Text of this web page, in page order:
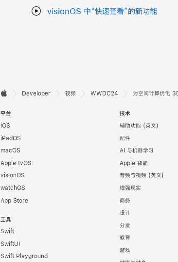
visionOS 中“快速查看”的新功能
开
发
者
页
脚

Developer 视频 WWDC24 为空间计算优化
平台
iOS
iPadOS
macOS
Apple tvOS
visionOS
watchOS
App Store
工具
Swift
SwiftUI
Swift Playground
技术
辅助功能
配件
AI 与机器学习
Apple 智能
音频与视频
增强现实
商务
设计
分发
教育
游戏